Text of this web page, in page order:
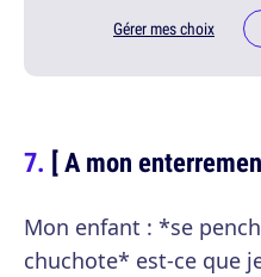
Gérer mes choix
[ A mon
Mon enfant : *se
chuchote* est-ce que